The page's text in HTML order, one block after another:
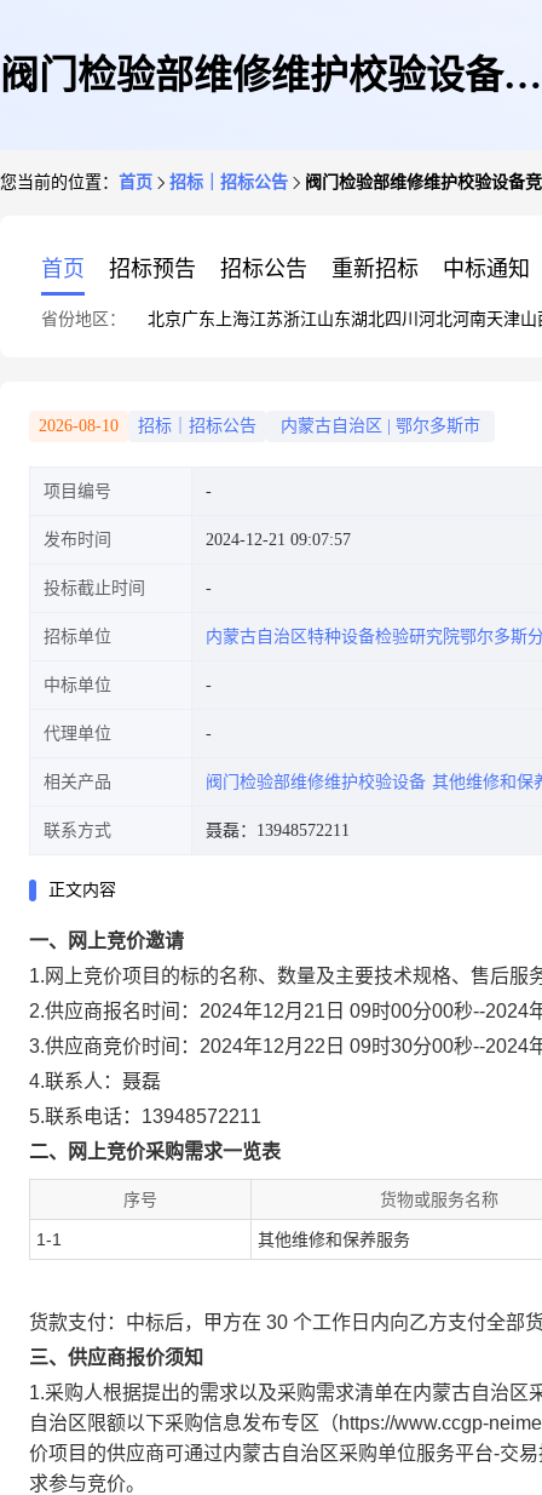
阀门检验部维修维护校验设备竞
您当前的位置： 首页 招标｜招标公告 阀门检验部维修维护校验设备
首页 招标预告 招标公告 重新招标 中标通知
省份地区： 北京广东 上海江苏浙江山东湖北四川 河北河南天津山
2026-08-10 招标｜招标公告 内蒙古自治区 鄂尔多斯市
项目编号
发布时间 2024-12-21 09:07:57
投标截止时间
招标单位 内蒙古自治区特种设备检验研究院鄂尔多斯
中标单位
代理单位
相关产品 阀门检验部维修维护校验设备 其他维修和保
联系方式 聂磊：13948572211
正文内容
一、网上竞价邀请
1.网上竞价项目的标的名称、数量及主要技术规格、售后服
2.供应商报名时间：2024年12月21日 09时00分00秒--2024
3.供应商竞价时间：2024年12月22日 09时30分00秒--2024
4.联系人： 聂磊
5.联系电话： 13948572211
二、网上竞价采购需求一览表
序号 货物或服务名称
1-1 其他维修和保养服务
货款支付：中标后，甲方在 30 个工作日内向乙方支付全部
三、供应商报价须知
1.采购人根据提出的需求以及采购需求清单在内蒙古自治
自治区限额以下采购信息发布专区（https://www.ccgp-
价项目的供应商可通过内蒙古自治区采购单位服务平台-交
求参与竞价。